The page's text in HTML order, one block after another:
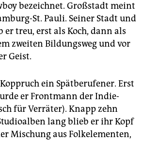
bezeichnet. Großstadt meint
St. Pauli. Seiner Stadt und
er treu, erst als Koch, dann als
zweiten Bildungsweg und vor
Geist.
ein Spätberufener. Erst
er Frontmann der Indie-
für Verräter). Knapp zehn
lang blieb er ihr Kopf
Mischung aus Folkelementen,